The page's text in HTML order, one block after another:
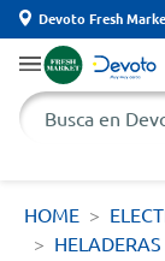
Devoto Fresh
HOME